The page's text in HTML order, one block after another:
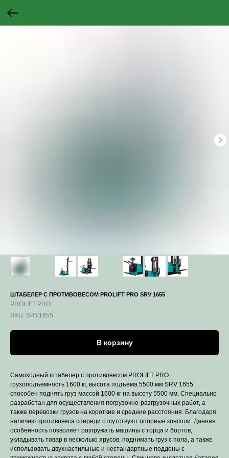
ШТАБЕЛЕР С ПРОТИВОВЕСОМ PROLIFT PRO SRV 1655
PROLIFT PRO
SKU: SRV1655
В корзину
Самоходный штабелер с противовесом PROLIFT PRO
грузоподъемность 1600 кг, высота подъёма 5500 мм SRV 1655
способен поднять груз массой 1600 кг на высоту 5500 мм. Специально
разработан для осуществления погрузочно-разгрузочных работ, а
также перевозки грузов на короткие и средние расстояния. Благодаря
наличию противовеса спереди отсутствуют опорные консоли. Данная
особенность позволяет разгружать машины с торца и бортов,
укладывать товар в несколько ярусов, поднимать груз с пола, а также
использовать двухнастильные и нестандартные поддоны с